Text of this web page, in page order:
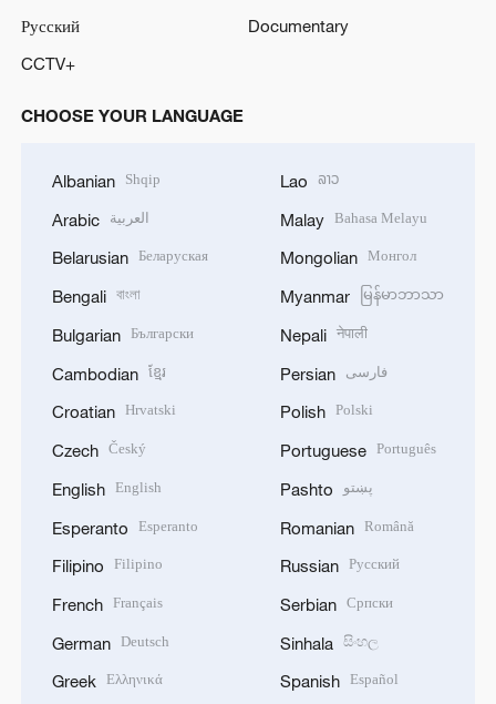
Русский
Documentary
CCTV+
CHOOSE YOUR LANGUAGE
Albanian Shqip
Arabic العربية
Belarusian Беларуская
Bengali বাংলা
Bulgarian Български
Cambodian ខ្មែរ
Croatian Hrvatski
Czech Český
English English
Esperanto Esperanto
Filipino Filipino
French Français
German Deutsch
Greek Ελληνικά
Lao ລາວ
Malay Bahasa Melayu
Mongolian Монгол
Myanmar မြန်မာဘာသာ
Nepali नेपाली
Persian فارسی
Polish Polski
Portuguese Português
Pashto پښتو
Romanian Română
Russian Русский
Serbian Српски
Sinhala සිංහල
Spanish Español